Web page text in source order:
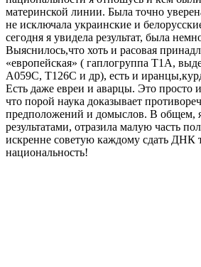
материнской линии. Была точно
не исключала украинские и
сегодня я увидела результат, была
Выяснилось,что хоть и расовая
«европейская» ( гаплогруппа T1A,
A059C, T126C и др), есть и
Есть даже евреи и аварцы. Это просто
что порой наука доказывает
предположений и домыслов. В общем, я
результатами, отразила малую часть
искренне советую каждому сдать ДНК
национальность!